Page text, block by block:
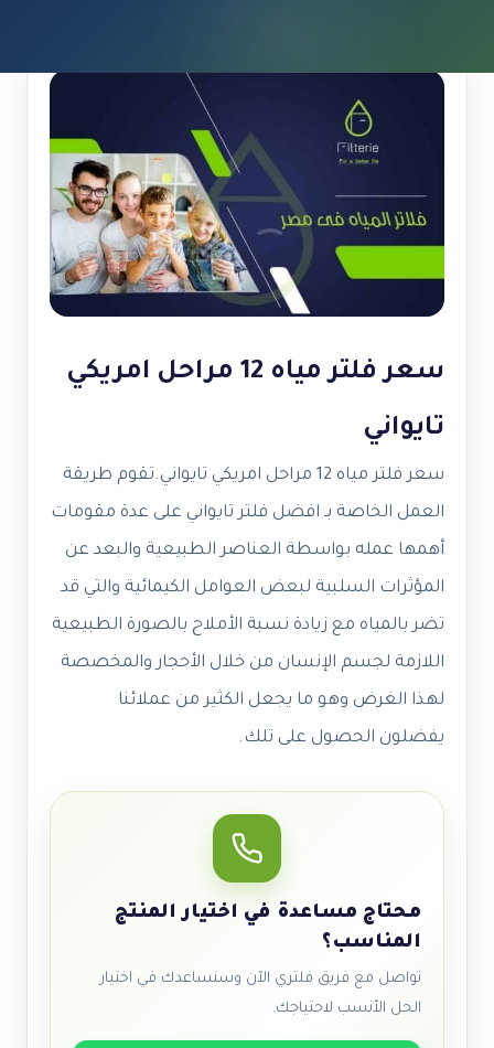
سعر فلتر مياه 12 مراحل امريكي
تايواني
سعر فلتر مياه 12 مراحل امريكي تايواني .تقوم طريقة
العمل الخاصة بـ افضل فلتر تايواني على عدة مقومات
أهمها عمله بواسطة العناصر الطبيعية والبعد عن
المؤثرات السلبية لبعض العوامل الكيمائية والتي قد
تضر بالمياه مع زيادة نسبة الأملاح بالصورة الطبيعية
اللازمة لجسم الإنسان من خلال الأحجار والمخصصة
لهذا الغرض وهو ما يجعل الكثير من عملائنا
يفضلون الحصول على تلك.
محتاج مساعدة في اختيار المنتج
المناسب؟
تواصل مع فريق فلتري الآن وسنساعدك في اختيار
الحل الأنسب لاحتياجك.